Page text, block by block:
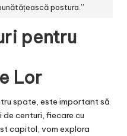
postura.”
pentru
Lor
spate, este important să
centuri, fiecare cu
capitol, vom explora